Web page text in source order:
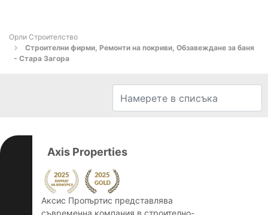
Орли Строителство
Строителни фирми, Ремонти на покриви, Обзавеждане за баня
- Стара Загора
Axis Properties
Аксис Пропъртис представлява
съвременна компания в строително-